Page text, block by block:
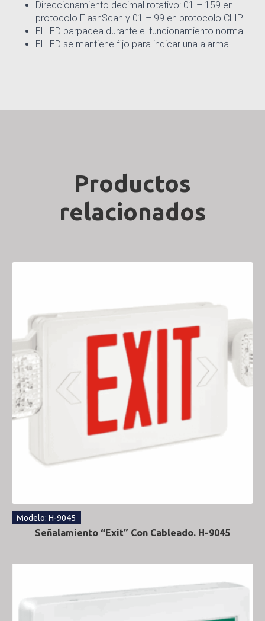
Direccionamiento decimal rotativo: 01 – 159 en
protocolo FlashScan y 01 – 99 en protocolo CLIP
El LED parpadea durante el funcionamiento normal
El LED se mantiene fijo para indicar una alarma
Productos
relacionados
Modelo: H-9045
Señalamiento “Exit” Con Cableado. H-9045